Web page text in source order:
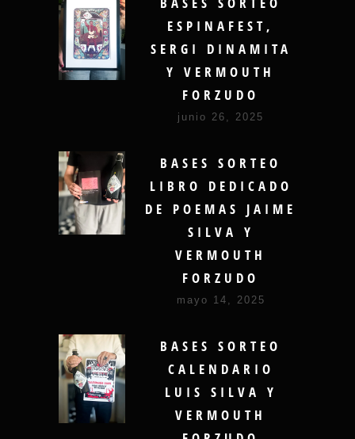
ESPINAFEST,
SERGI DINAMITA
Y VERMOUTH
FORZUDO
junio 26, 2025
BASES SORTEO
LIBRO DEDICADO
DE POEMAS JAIME
SILVA Y
VERMOUTH
FORZUDO
mayo 14, 2025
BASES SORTEO
CALENDARIO
LUIS SILVA Y
VERMOUTH